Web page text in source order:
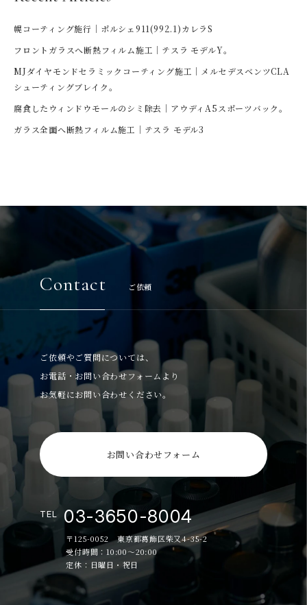
幌コーティング施行｜ポルシェ911(992.1)カレラS
フロントガラスへ断熱フィルム施工｜テスラ モデルY。
MJダイヤモンドセラミックコーティング施工｜メルセデスベンツCLA
シューティングブレイク。
腐食したウィンドウモールのシミ除去｜アウディA5スポーツバック。
ガラス全面へ断熱フィルム施工｜テスラ モデル3
Contact ご依頼
ご依頼やご質問については、
お電話・お問い合わせフォームより
お気軽にお問い合わせください。
お問い合わせフォーム
TEL 03-3650-8004
〒125-0052 東京都葛飾区柴又4-35-2
受付時間：10:00～20:00
定休：日曜日・祝日